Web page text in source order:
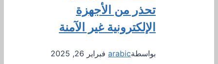
تحذر من الأجهزة
الإلكترونية غير الآمنة
بواسطةarabic فبراير 26, 2025